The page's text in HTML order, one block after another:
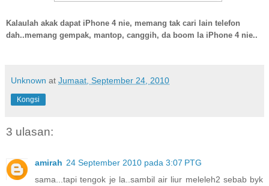
Kalaulah akak dapat iPhone 4 nie, memang tak cari lain telefon
dah..memang gempak, mantop, canggih, da boom la iPhone 4 nie..
Unknown at Jumaat, September 24, 2010
Kongsi
3 ulasan:
amirah 24 September 2010 pada 3:07 PTG
sama...tapi tengok je la..sambil air liur meleleh2 sebab byk